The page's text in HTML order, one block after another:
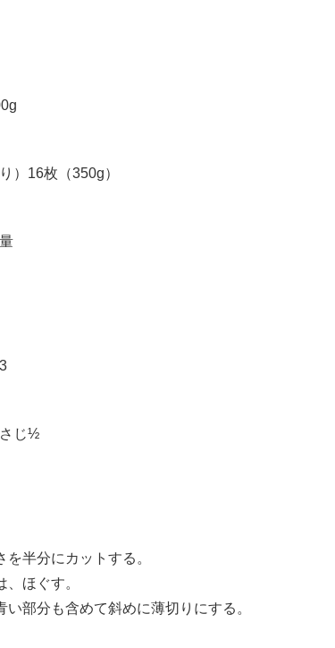
）16枚（350g）
じ½
を半分にカットする。
、ほぐす。
い部分も含めて斜めに薄切りにする。